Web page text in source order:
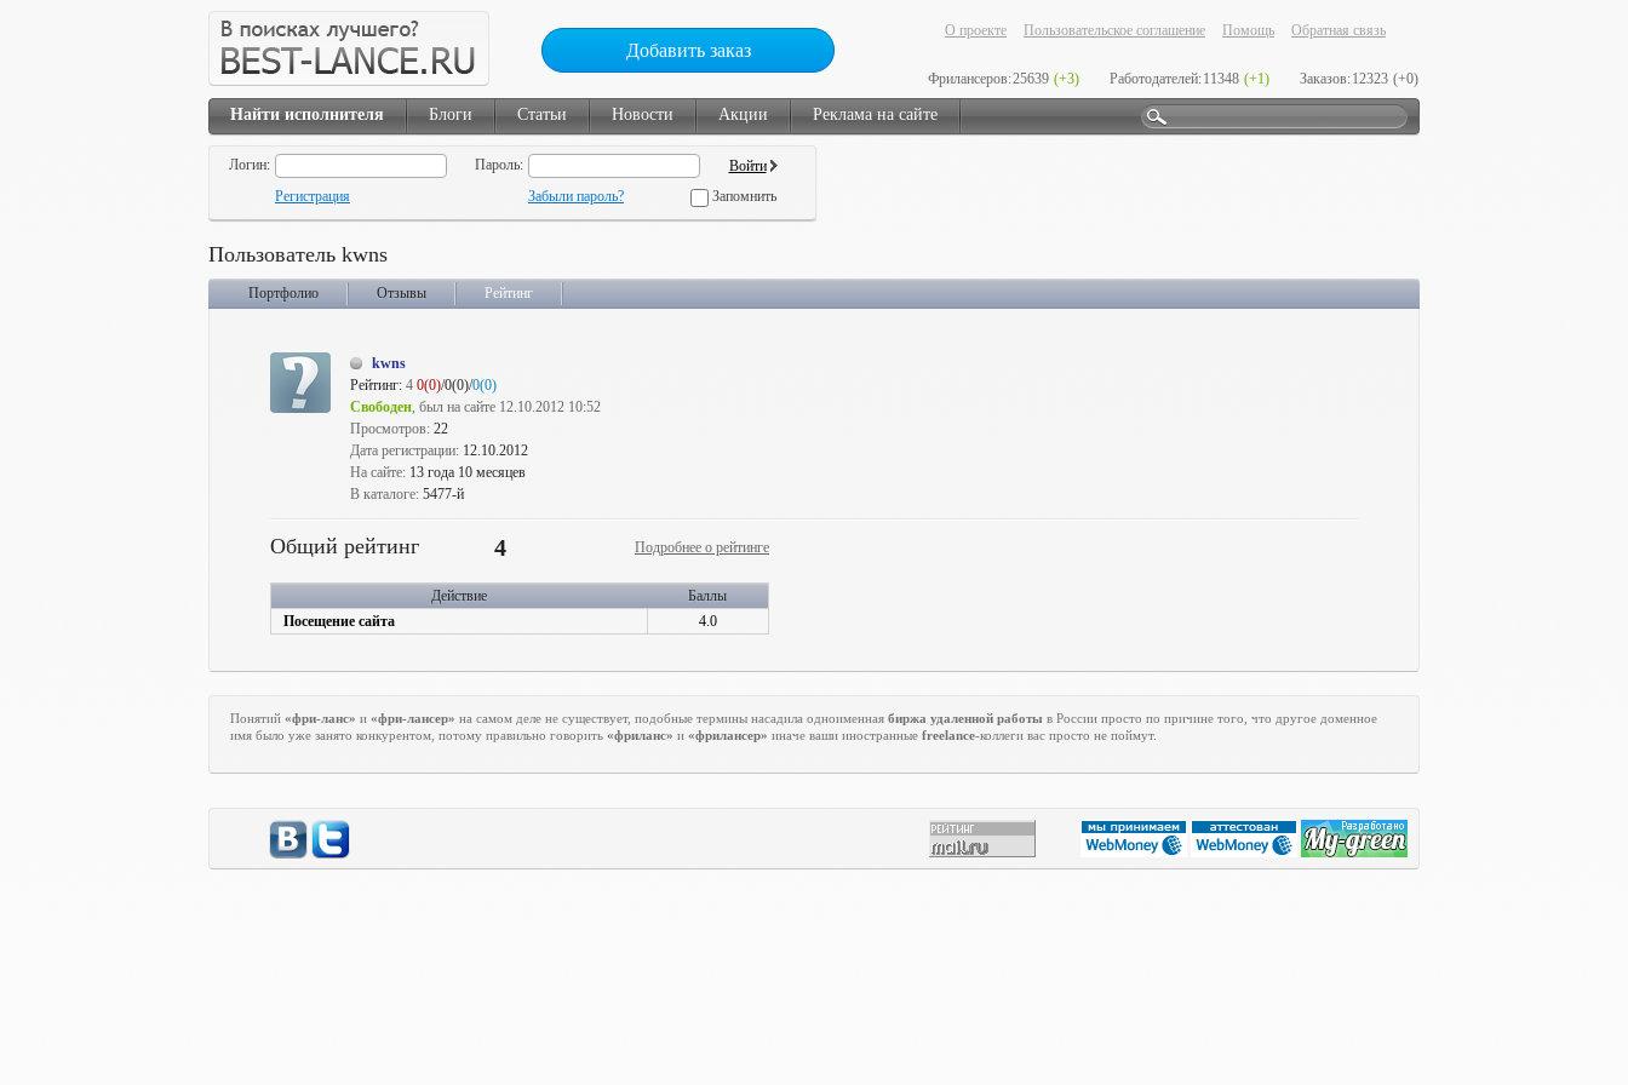
Добавить заказ
О проекте Пользовательское соглашение Помощь Обратная связь
Фрилансеров:25639 (+3) Работодателей:11348 (+1) Заказов:12323 (+0)
Найти исполнителя Блоги Статьи Новости Акции Реклама на сайте
Логин:
Пароль:
Регистрация
Забыли пароль? Запомнить
Пользователь kwns
Портфолио Отзывы Рейтинг
kwns
Рейтинг: 4 0(0)/0(0)/0(0)
Свободен, был на сайте 12.10.2012 10:52
Просмотров: 22
Дата регистрации: 12.10.2012
На сайте: 13 года 10 месяцев
В каталоге: 5477-й
Общий рейтинг 4 Подробнее о рейтинге
Действие
Баллы
Посещение сайта
4.0
Понятий «фри-ланс» и «фри-лансер» на самом деле не существует, подобные термины насадила одноименная биржа удаленной работы в России просто по причине того, что другое доменное
имя было уже занято конкурентом, потому правильно говорить «фриланс» и «фрилансер» иначе ваши иностранные freelance-коллеги вас просто не поймут.